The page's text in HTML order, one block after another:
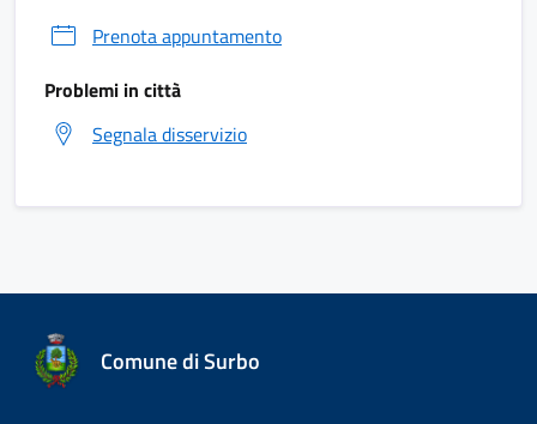
Prenota appuntamento
Problemi in città
Segnala disservizio
Comune di Surbo